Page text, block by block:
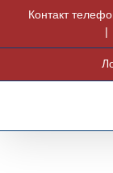
Контакт
|